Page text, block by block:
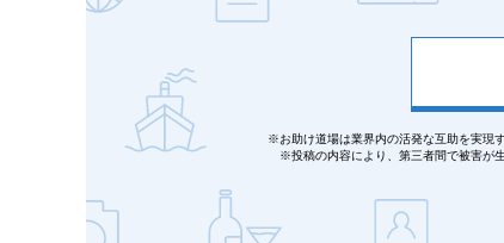
※お助け道場は業界内の活発な互助を実現
※投稿の内容により、第三者間で被害が